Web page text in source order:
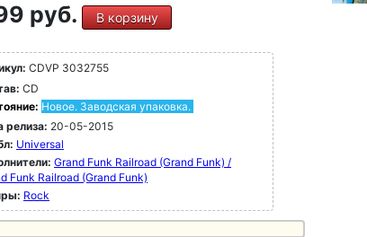
руб. В корзину
CDVP 3032755
CD
Новое. Заводская упаковка.
релиза: 20-05-2015
Universal
Grand Funk Railroad (Grand Funk) /
Funk Railroad (Grand Funk)
Rock